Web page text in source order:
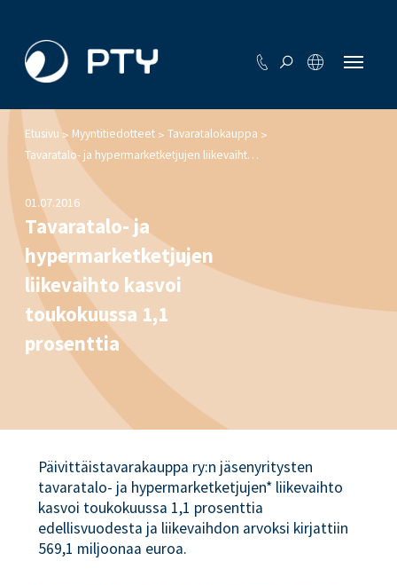
Etusivu > Myyntitiedotteet > Tavaratalokauppa >
Tavaratalo- ja hypermarketketjujen liikevaihto kasvoi toukokuussa 1,1 prosenttia
01.07.2016
Tavaratalo- ja
hypermarketketjujen
liikevaihto kasvoi
toukokuussa 1,1
prosenttia
Päivittäistavarakauppa ry:n jäsenyritysten
tavaratalo- ja hypermarketketjujen* liikevaihto
kasvoi toukokuussa 1,1 prosenttia
edellisvuodesta ja liikevaihdon arvoksi kirjattiin
569,1 miljoonaa euroa.